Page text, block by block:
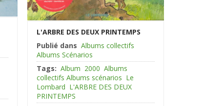
L'ARBRE DES DEUX PRINTEMPS
Publié dans Albums collectifs
Albums Scénarios
Tags: Album 2000 Albums
collectifs Albums scénarios Le
Lombard L'ARBRE DES DEUX
PRINTEMPS